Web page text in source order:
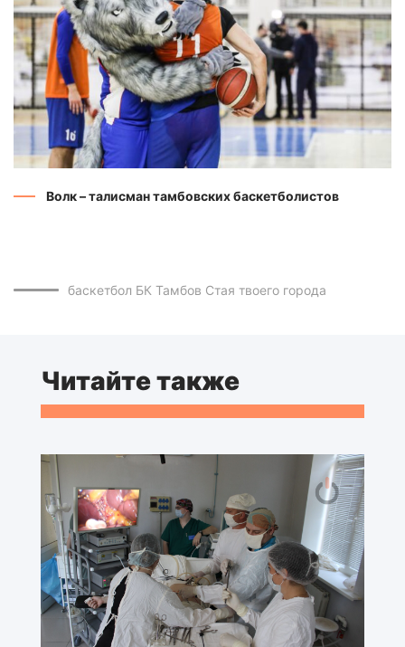
Волк – талисман тамбовских баскетболистов
баскетбол БК Тамбов Стая твоего города
Читайте также